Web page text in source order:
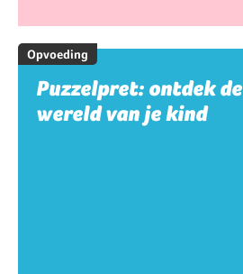
Opvoeding
Puzzelpret: ontdek
wereld van je kind